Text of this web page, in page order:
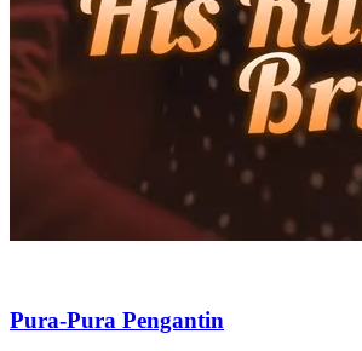
Istri Komandan dari Desa
101 Episodes
Celia yang senang berkebun di desa terus
tuanya, jadi dia terpaksa pergi kencan buta,
"buruh" yang sudah pensiun. Siapa sangka,
membawa keberuntungan. Setelah nikah,
barulah Celia sadar, ternyata Jefran adalah
utara...